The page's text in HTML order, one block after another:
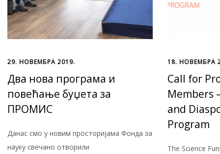
29. НОВЕМБРА 2019.
Два нова програма и
повећање буџета за
ПРОМИС
Данас смо у новим просторијама Фонда за
науку свечано отворили
18. НОВЕМБРА
Call for
Members
and
Program
The Science